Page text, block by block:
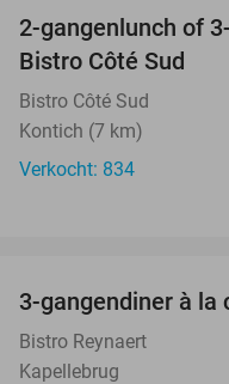
2-gangenlunch of
Bistro Côté Sud
Bistro Côté Sud
Kontich (7 km)
Verkocht: 834
3-gangendiner à la
Bistro Reynaert
Kapellebrug